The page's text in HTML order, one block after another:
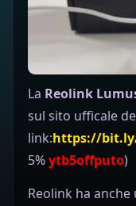
La Reolink
sul sito ufficale
link:https://bit.ly/
5%ytb5offputo)
Reolink ha anche